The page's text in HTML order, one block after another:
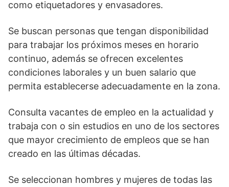
como etiquetadores y envasadores.
Se buscan personas que tengan disponibilidad
para trabajar los próximos meses en horario
continuo, además se ofrecen excelentes
condiciones laborales y un buen salario que
permita establecerse adecuadamente en la zona.
Consulta vacantes de empleo en la actualidad y
trabaja con o sin estudios en uno de los sectores
que mayor crecimiento de empleos que se han
creado en las últimas décadas.
Se seleccionan hombres y mujeres de todas las